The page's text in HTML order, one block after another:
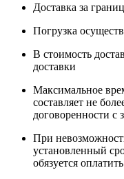
Доставка за
Погрузка
В стоимость
доставки
Максимальное
составляет не
договоренности с
При
установленный
обязуется